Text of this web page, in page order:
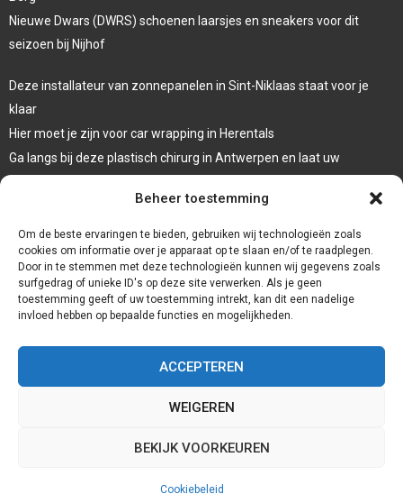
Beheer toestemming
Om de beste ervaringen te bieden, gebruiken wij technologieën zoals
cookies om informatie over je apparaat op te slaan en/of te raadplegen.
Door in te stemmen met deze technologieën kunnen wij gegevens zoals
surfgedrag of unieke ID's op deze site verwerken. Als je geen
toestemming geeft of uw toestemming intrekt, kan dit een nadelige
invloed hebben op bepaalde functies en mogelijkheden.
ACCEPTEREN
WEIGEREN
BEKIJK VOORKEUREN
Cookiebeleid
Nieuwe Dwars (DWRS) schoenen laarsjes en sneakers voor dit
seizoen bij Nijhof
Deze installateur van zonnepanelen in Sint-Niklaas staat voor je
klaar
Hier moet je zijn voor car wrapping in Herentals
Ga langs bij deze plastisch chirurg in Antwerpen en laat uw
Laat een systeemdiagnose uitvoeren bij deze garage in Dessel